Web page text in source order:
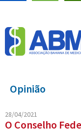
Opinião
28/04/2021
O Conselho